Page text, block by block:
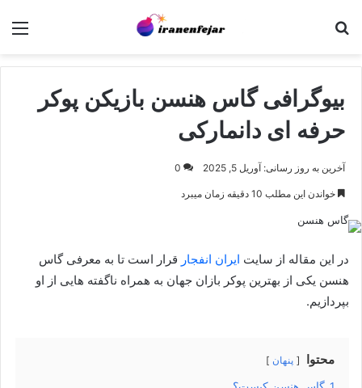
بیوگرافی گاس هنسن بازیکن پوکر
حرفه ای دانمارکی
آخرین به روز رسانی: آوریل 5, 2025 0
خواندن این مطلب 10 دقیقه زمان میبرد
در این مقاله از سایت ایران انفجار قرار است تا به معرفی گاس
هنسن یکی از بهترین پوکر بازان جهان به همراه ناگفته هایی از او
بپردازیم.
محتوا پنهان